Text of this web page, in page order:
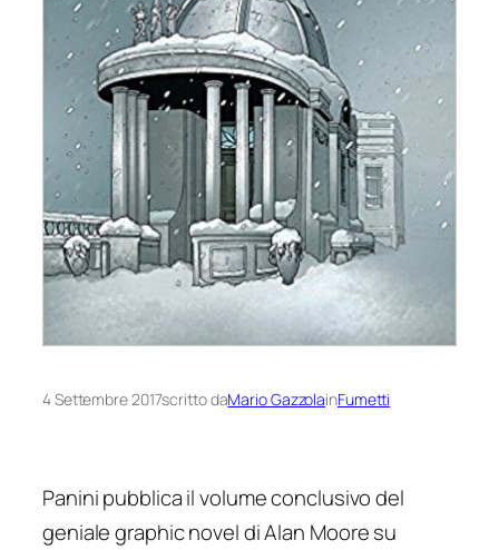
4 Settembre 2017scritto daMario GazzolainFumetti
Panini pubblica il volume conclusivo del
geniale graphic novel di Alan Moore su